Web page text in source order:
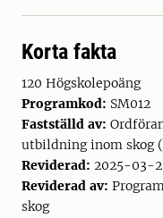
Korta fakta
120 Högskolepoäng
Programkod: SM012
Fastställd av:
utbildning inom skog
Reviderad: 2025-03-
Reviderad av:
skog